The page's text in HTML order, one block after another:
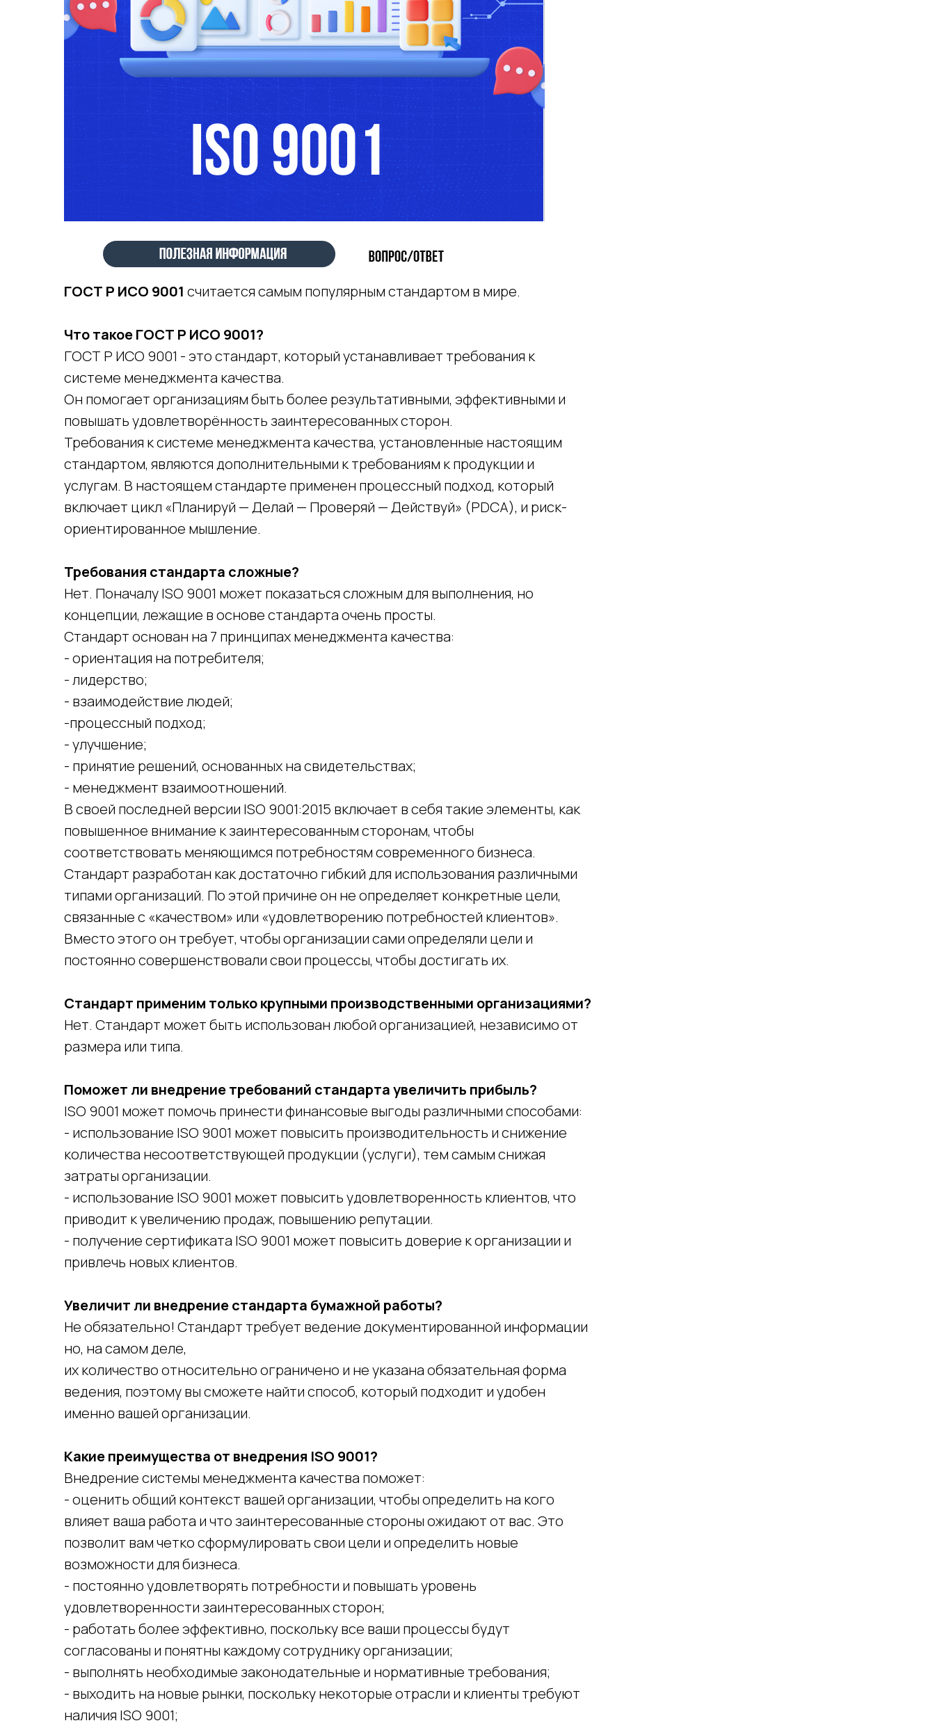
ГОСТ Р ИСО 9001 считается самым популярным стандартом в мире.
Что такое ГОСТ Р ИСО 9001?
ГОСТ Р ИСО 9001 - это стандарт, который устанавливает требования к
системе менеджмента качества.
Он помогает организациям быть более результативными, эффективными и
повышать удовлетворённость заинтересованных сторон.
Требования к системе менеджмента качества, установленные настоящим
стандартом, являются дополнительными к требованиям к продукции и
услугам. В настоящем стандарте применен процессный подход, который
включает цикл «Планируй — Делай — Проверяй — Действуй» (PDCA), и риск-
ориентированное мышление.
Требования стандарта сложные?
Нет. Поначалу ISO 9001 может показаться сложным для выполнения, но
концепции, лежащие в основе стандарта очень просты.
Стандарт основан на 7 принципах менеджмента качества:
- ориентация на потребителя;
- лидерство;
- взаимодействие людей;
-процессный подход;
- улучшение;
- принятие решений, основанных на свидетельствах;
- менеджмент взаимоотношений.
В своей последней версии ISO 9001:2015 включает в себя такие элементы, как
повышенное внимание к заинтересованным сторонам, чтобы
соответствовать меняющимся потребностям современного бизнеса.
Стандарт разработан как достаточно гибкий для использования различными
типами организаций. По этой причине он не определяет конкретные цели,
связанные с «качеством» или «удовлетворению потребностей клиентов».
Вместо этого он требует, чтобы организации сами определяли цели и
постоянно совершенствовали свои процессы, чтобы достигать их.
Стандарт применим только крупными производственными организациями?
Нет. Стандарт может быть использован любой организацией, независимо от
размера или типа.
Поможет ли внедрение требований стандарта увеличить прибыль?
ISO 9001 может помочь принести финансовые выгоды различными способами:
- использование ISO 9001 может повысить производительность и снижение
количества несоответствующей продукции (услуги), тем самым снижая
затраты организации.
- использование ISO 9001 может повысить удовлетворенность клиентов, что
приводит к увеличению продаж, повышению репутации.
- получение сертификата ISO 9001 может повысить доверие к организации и
привлечь новых клиентов.
Увеличит ли внедрение стандарта бумажной работы?
Не обязательно! Стандарт требует ведение документированной информации
но, на самом деле,
их количество относительно ограничено и не указана обязательная форма
ведения, поэтому вы сможете найти способ, который подходит и удобен
именно вашей организации.
Какие преимущества от внедрения ISO 9001?
Внедрение системы менеджмента качества поможет:
- оценить общий контекст вашей организации, чтобы определить на кого
влияет ваша работа и что заинтересованные стороны ожидают от вас. Это
позволит вам четко сформулировать свои цели и определить новые
возможности для бизнеса.
- постоянно удовлетворять потребности и повышать уровень
удовлетворенности заинтересованных сторон;
- работать более эффективно, поскольку все ваши процессы будут
согласованы и понятны каждому сотруднику организации;
- выполнять необходимые законодательные и нормативные требования;
- выходить на новые рынки, поскольку некоторые отрасли и клиенты требуют
наличия ISO 9001;